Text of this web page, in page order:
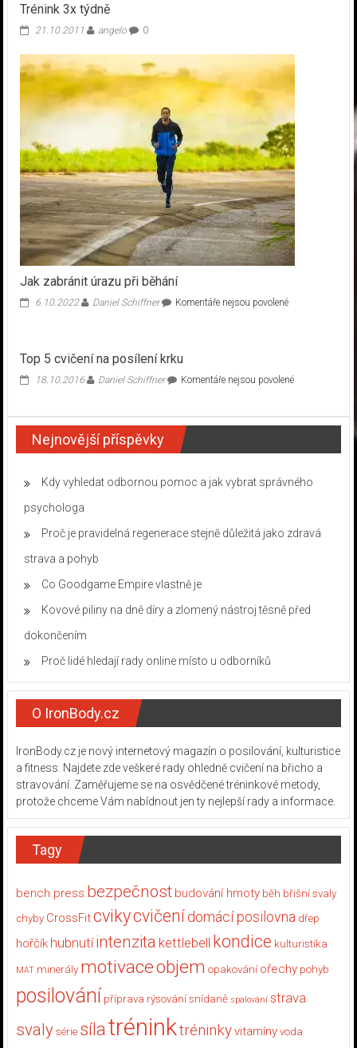
Trénink 3x týdně
21.10.2011 angelo 0
Jak zabránit úrazu při běhání
6.10.2022 Daniel Schiffner Komentáře nejsou povolenéu
zabránit
běhání
Top 5 cvičení na posílení krku
18.10.2016 Daniel Schiffner Komentáře nejsou povolenéu
5
na
Nejnovější příspěvky
Kdy vyhledat odbornou pomoc a jak vybrat správného
psychologa
Proč je pravidelná regenerace stejně důležitá jako zdravá
strava a pohyb
Co Goodgame Empire vlastně je
Kovové piliny na dně díry a zlomený nástroj těsně před
dokončením
Proč lidé hledají rady online místo u odborníků
O IronBody.cz
IronBody.cz je nový internetový magazín o posilování, kulturistice
a fitness. Najdete zde veškeré rady ohledně cvičení na břicho a
stravování. Zaměřujeme se na osvědčené tréninkové metody,
protože chceme Vám nabídnout jen ty nejlepší rady a informace.
Tagy
bench press bezpečnost budování hmoty běh břišní svaly
chyby CrossFitcvikycvičenídomácí posilovna dřep
hořčík hubnutí intenzita kettlebell kondice kulturistika
MAT minerály motivaceobjem opakování ořechy pohyb
posilování příprava rýsování snídaně spalování strava
svaly série sílatréninktréninkyvitamíny voda